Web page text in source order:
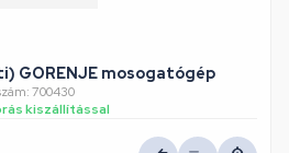
GORENJE mosogatógép
700430
kiszállítással